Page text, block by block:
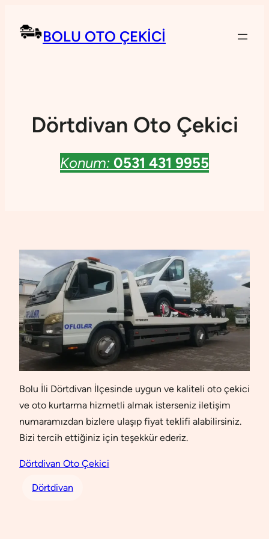
BOLU OTO ÇEKICI
Dörtdivan Oto Çekici
Konum: 0531 431 9955
Bolu İli Dörtdivan İlçesinde uygun ve kaliteli oto çekici
ve oto kurtarma hizmetli almak isterseniz iletişim
numaramızdan bizlere ulaşıp fiyat teklifi alabilirsiniz.
Bizi tercih ettiğiniz için teşekkür ederiz.
Dörtdivan Oto Çekici
Dörtdivan